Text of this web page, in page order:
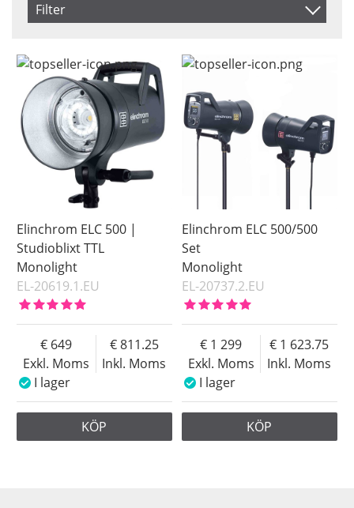
Inkl. Moms
Filter
Pris
I lager
Elinchrom ELC 500 |
Studioblixt TTL
Monolight
EL-20619.1.EU
Exkl. Moms
649
Inkl. Moms
811.25
I lager
KÖP
Elinchrom ELC 500/500
Set
Monolight
EL-20737.2.EU
Exkl. Moms
1 299
Inkl. Moms
1 623.75
I lager
KÖP